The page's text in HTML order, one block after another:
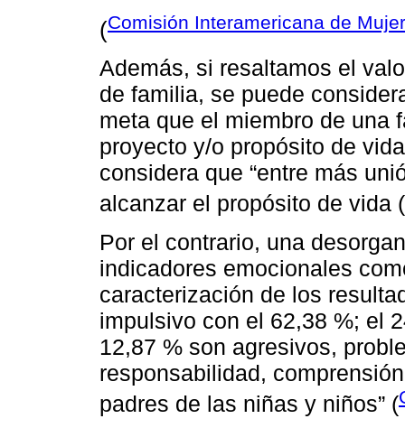
(Comisión Interamericana de
Además, si resaltamos el
de familia, se puede
meta que el miembro de una
proyecto y/o propósito de
considera que “entre más
alcanzar el propósito de vida (
Por el contrario, una
indicadores emocionales
caracterización de los
impulsivo con el 62,38 %; el
12,87 % son agresivos,
responsabilidad,
padres de las niñas y niños” (